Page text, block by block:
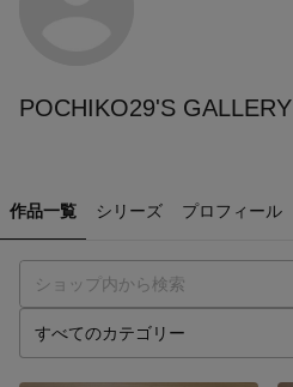
POCHIKO29'S GALLERY
作品一覧 シリーズ プロフィール